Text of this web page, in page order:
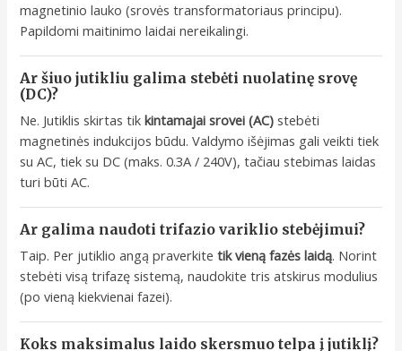
magnetinio lauko (srovės transformatoriaus principu).
Papildomi maitinimo laidai nereikalingi.
Ar šiuo jutikliu galima stebėti nuolatinę srovę
(DC)?
Ne. Jutiklis skirtas tikkintamajai srovei (AC) stebėti
magnetinės indukcijos būdu. Valdymo išėjimas gali veikti tiek
su AC, tiek su DC (maks. 0.3A / 240V), tačiau stebimas laidas
turi būti AC.
Ar galima naudoti trifazio variklio stebėjimui?
Taip. Per jutiklio angą praverkitetik vieną fazės laidą. Norint
stebėti visą trifazę sistemą, naudokite tris atskirus modulius
(po vieną kiekvienai fazei).
Koks maksimalus laido skersmuo telpa į jutiklį?